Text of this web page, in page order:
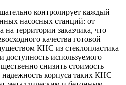
контролирует каждый
насосных станций: от
территории заказчика, что
качества готовой
КНС из стеклопластика
доступность используемого
снизить стоимость
надежность корпуса таких КНС